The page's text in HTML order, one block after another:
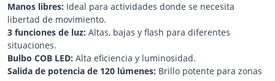
Manos libres: Ideal para actividades donde se necesita
libertad de movimiento.
3 funciones de luz: Altas, bajas y flash para diferentes
situaciones.
Bulbo COB LED: Alta eficiencia y luminosidad.
Salida de potencia de 120 lúmenes: Brillo potente para zonas